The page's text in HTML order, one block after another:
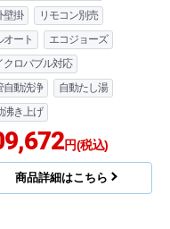
壁掛
リモコン別売
オート
エコジョーズ
クロバブル対応
自動洗浄
自動たし湯
沸き上げ
円(税込)
商品詳細はこちら